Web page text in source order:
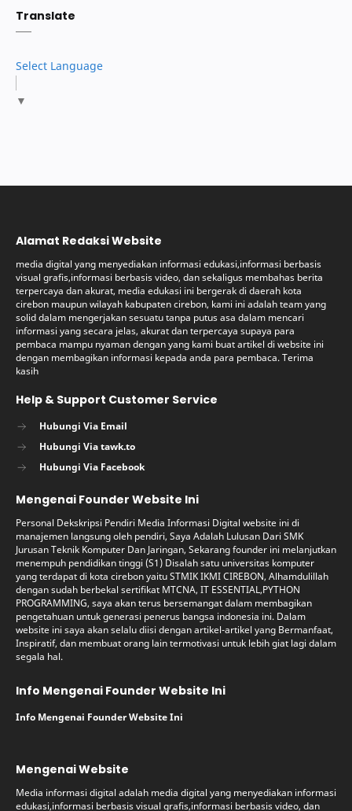
Translate
Select Language
▼
Mengenai Website
Media informasi digital adalah media digital yang menyediakan informasi
edukasi,informasi berbasis visual grafis,informasi berbasis video, dan
Alamat Redaksi Website
media digital yang menyediakan informasi edukasi,informasi berbasis
visual grafis,informasi berbasis video, dan sekaligus membahas berita
terpercaya dan akurat, media edukasi ini bergerak di daerah kota
cirebon maupun wilayah kabupaten cirebon, kami ini adalah team yang
solid dalam mengerjakan sesuatu tanpa putus asa dalam mencari
informasi yang secara jelas, akurat dan terpercaya supaya para
pembaca mampu nyaman dengan yang kami buat artikel di website ini
dengan membagikan informasi kepada anda para pembaca. Terima
kasih
Help & Support Customer Service
Hubungi Via Email
Hubungi Via tawk.to
Hubungi Via Facebook
Mengenai Founder Website Ini
Personal Dekskripsi Pendiri Media Informasi Digital website ini di
manajemen langsung oleh pendiri, Saya Adalah Lulusan Dari SMK
Jurusan Teknik Komputer Dan Jaringan, Sekarang founder ini melanjutkan
menempuh pendidikan tinggi (S1) Disalah satu universitas komputer
yang terdapat di kota cirebon yaitu STMIK IKMI CIREBON, Alhamdulillah
dengan sudah berbekal sertifikat MTCNA, IT ESSENTIAL,PYTHON
PROGRAMMING, saya akan terus bersemangat dalam membagikan
pengetahuan untuk generasi penerus bangsa indonesia ini. Dalam
website ini saya akan selalu diisi dengan artikel-artikel yang Bermanfaat,
Inspiratif, dan membuat orang lain termotivasi untuk lebih giat lagi dalam
segala hal.
Info Mengenai Founder Website Ini
Info Mengenai Founder Website Ini